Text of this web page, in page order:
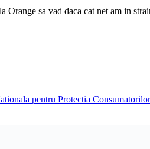
Orange sa vad daca cat net am in
pentru Protectia